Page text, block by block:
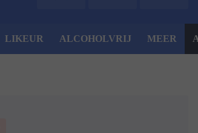
LIKEUR ALCOHOLVRIJ MEER